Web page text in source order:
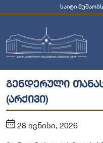
საიტი
გენდერული
(არქივი)
28 ივნისი, 2026